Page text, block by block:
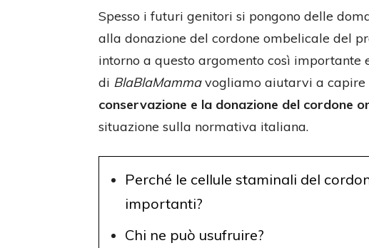
Spesso i futuri genitori si pongono delle
alla donazione del cordone ombelicale del
intorno a questo argomento così importante
di BlaBlaMammavogliamo aiutarvi a capire
conservazione e la donazione del cordone
situazione sulla normativa italiana.
Perché le cellule staminali del
importanti?
Chi ne può usufruire?